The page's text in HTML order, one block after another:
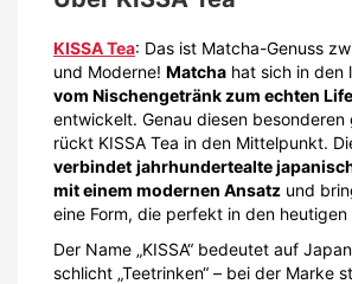
KISSA Tea: Das ist Matcha-Genuss
und Moderne! Matcha hat sich in den
vom Nischengetränk zum echten
entwickelt. Genau diesen besonderen
rückt KISSA Tea in den Mittelpunkt.
verbindet jahrhundertealte
mit einem modernen Ansatz und
eine Form, die perfekt in den
Der Name „KISSA“ bedeutet auf
schlicht „Teetrinken“ – bei der Marke